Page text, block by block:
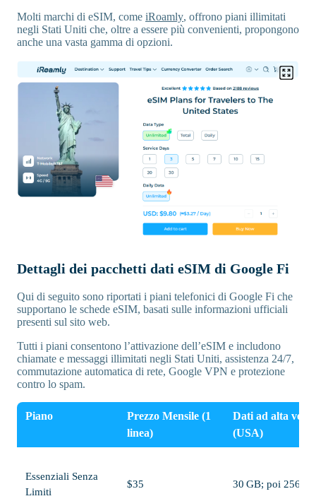
Molti marchi di eSIM, come iRoamly, offrono piani illimitati
negli Stati Uniti che, oltre a essere più convenienti, propongono
anche una vasta gamma di opzioni.
Dettagli dei pacchetti dati eSIM di Google Fi
Qui di seguito sono riportati i piani telefonici di Google Fi che
supportano le schede eSIM, basati sulle informazioni ufficiali
presenti sul sito web.
Tutti i piani consentono l’attivazione dell’eSIM e includono
chiamate e messaggi illimitati negli Stati Uniti, assistenza 24/7,
commutazione automatica di rete, Google VPN e protezione
contro lo spam.
Piano
Prezzo Mensile (1
linea)
Dati ad alta
(USA)
Essenziali Senza
Limiti
$35 30 GB; poi 256